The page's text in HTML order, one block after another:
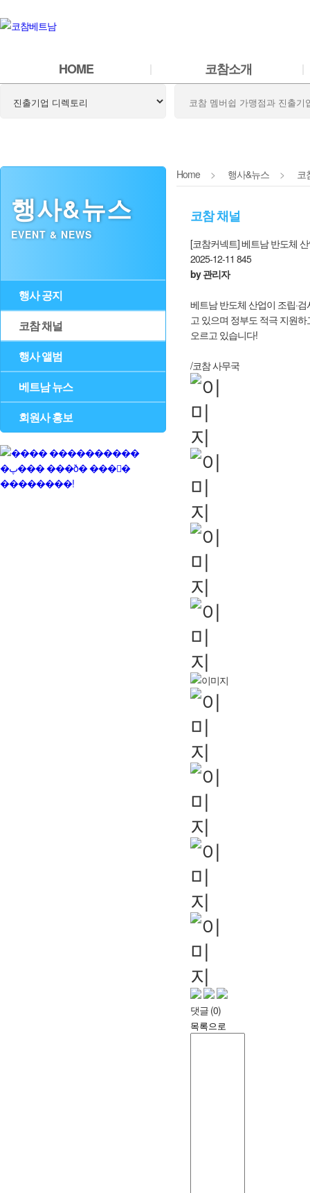
HOME 코참소개
행사&뉴스
EVENT & NEWS
행사 공지
코참 채널
행사 앨범
베트남 뉴스
회원사 홍보
Home > 행사&뉴스 > 코
코참 채널
[코참커넥트] 베트남 반도체
2025-12-11 845
by 관리자
베트남 반도체 산업이 조립·
고 있으며 정부도 적극 지원
오르고 있습니다!
/코참 사무국
댓글 (0)
목록으로